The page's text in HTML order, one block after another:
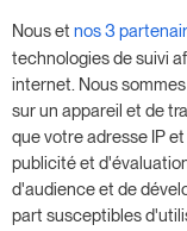
donnez un
sans aucune
Réservez
essai gratuit
Nous et nos 3
technologies de suivi
internet. Nous
sur un appareil et de
que votre adresse IP
publicité et
d'audience et de
part susceptibles